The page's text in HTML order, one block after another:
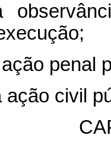
penal
ação civil